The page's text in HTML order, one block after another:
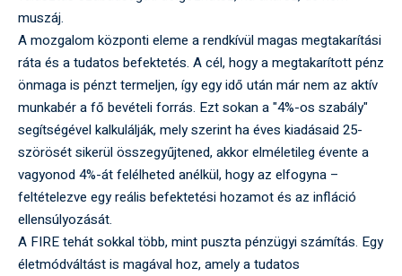
muszáj.
A mozgalom központi eleme a rendkívül magas megtakarítási
ráta és a tudatos befektetés. A cél, hogy a megtakarított pénz
önmaga is pénzt termeljen, így egy idő után már nem az aktív
munkabér a fő bevételi forrás. Ezt sokan a "4%-os szabály"
segítségével kalkulálják, mely szerint ha éves kiadásaid 25-
szörösét sikerül összegyűjtened, akkor elméletileg évente a
vagyonod 4%-át felélheted anélkül, hogy az elfogyna –
feltételezve egy reális befektetési hozamot és az infláció
ellensúlyozását.
A FIRE tehát sokkal több, mint puszta pénzügyi számítás. Egy
életmódváltást is magával hoz, amely a tudatos